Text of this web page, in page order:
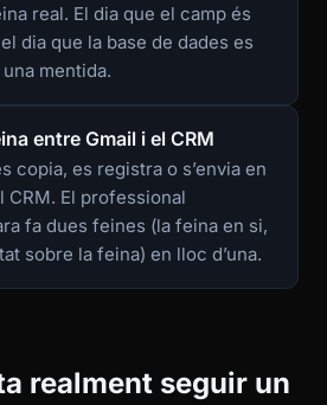
real. El dia que el camp és
dia que la base de dades es
mentida.
entre Gmail i el CRM
copia, es registra o s’envia en
CRM. El professional
fa dues feines (la feina en si,
sobre la feina) en lloc d’una.
realment seguir un